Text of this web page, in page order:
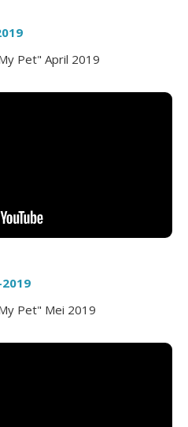
Pet" April 2019
Pet" Mei 2019